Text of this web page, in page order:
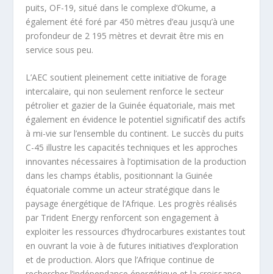
puits, OF-19, situé dans le complexe d’Okume, a
également été foré par 450 mètres d’eau jusqu’à une
profondeur de 2 195 mètres et devrait être mis en
service sous peu.
L’AEC soutient pleinement cette initiative de forage
intercalaire, qui non seulement renforce le secteur
pétrolier et gazier de la Guinée équatoriale, mais met
également en évidence le potentiel significatif des actifs
à mi-vie sur l’ensemble du continent. Le succès du puits
C-45 illustre les capacités techniques et les approches
innovantes nécessaires à l’optimisation de la production
dans les champs établis, positionnant la Guinée
équatoriale comme un acteur stratégique dans le
paysage énergétique de l’Afrique. Les progrès réalisés
par Trident Energy renforcent son engagement à
exploiter les ressources d’hydrocarbures existantes tout
en ouvrant la voie à de futures initiatives d’exploration
et de production. Alors que l’Afrique continue de